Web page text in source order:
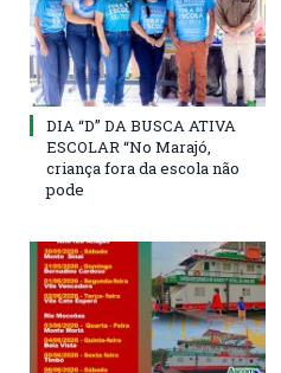
DIA “D” DA BUSCA ATIVA
ESCOLAR “No Marajó,
criança fora da escola não
pode